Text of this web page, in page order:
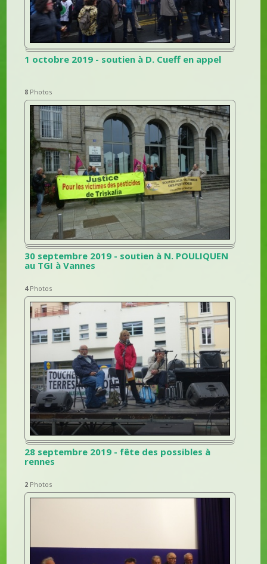
1 octobre 2019 - soutien à D. Cueff en appel
8 Photos
30 septembre 2019 - soutien à N. POULIQUEN
au TGI à Vannes
4Photos
28 septembre 2019 - fête des possibles à
rennes
2 Photos